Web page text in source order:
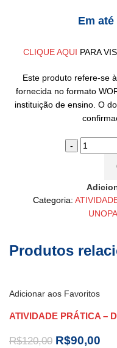
Em até
CLIQUE AQUI PARA
Este produto refere-se
fornecida no formato
instituição de ensino. O
Categoria:
Produtos
Adicionar aos Favoritos
ATIVIDADE PRÁTICA –
R$120,00 R$90,00